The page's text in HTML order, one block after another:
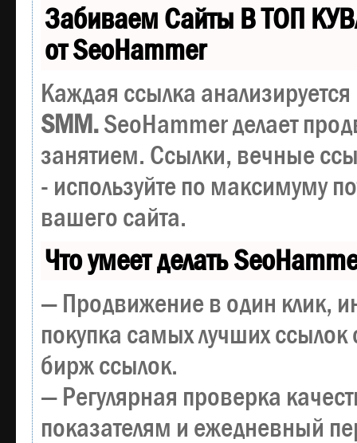
Забиваем Сайты В ТОП
от SeoHammer
Каждая ссылка
SMM.SeoHammer делает
занятием. Ссылки, вечные
- используйте по максимуму
вашего сайта.
Что умеет делать
— Продвижение в один клик,
покупка самых лучших ссылок
бирж ссылок.
— Регулярная проверка
показателям и ежедневный